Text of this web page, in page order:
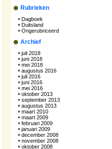
Rubrieken
Dagboek
Duitsland
Ongerubriceerd
Archief
juli 2018
juni 2018
mei 2018
augustus 2016
juli 2016
juni 2016
mei 2016
oktober 2013
september 2013
augustus 2013
maart 2010
maart 2009
februari 2009
januari 2009
december 2008
november 2008
oktober 2008